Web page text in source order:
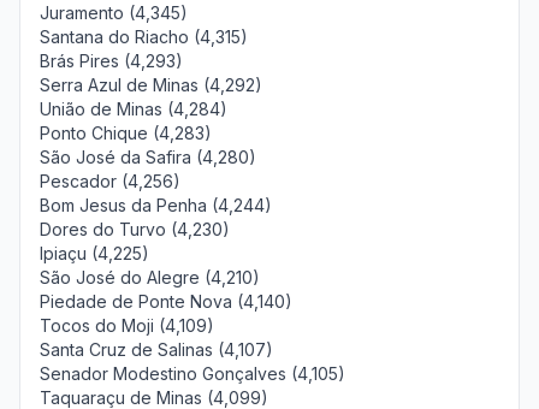
Juramento (4,345)
Santana do Riacho (4,315)
Brás Pires (4,293)
Serra Azul de Minas (4,292)
União de Minas (4,284)
Ponto Chique (4,283)
São José da Safira (4,280)
Pescador (4,256)
Bom Jesus da Penha (4,244)
Dores do Turvo (4,230)
Ipiaçu (4,225)
São José do Alegre (4,210)
Piedade de Ponte Nova (4,140)
Tocos do Moji (4,109)
Santa Cruz de Salinas (4,107)
Senador Modestino Gonçalves (4,105)
Taquaraçu de Minas (4,099)